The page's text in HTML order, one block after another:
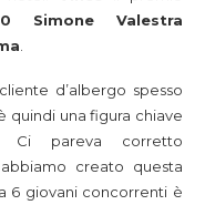
Simone Valestra
d’albergo spesso
quindi una figura chiave
Ci pareva corretto
creato questa
6 giovani concorrenti è